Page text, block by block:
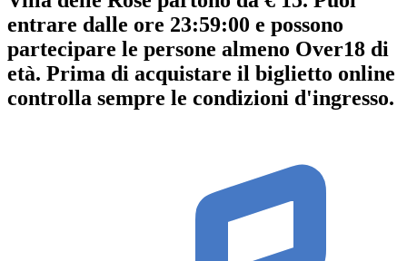
entrare dalle ore 23:59:00 e possono
partecipare le persone almeno Over18 di
età. Prima di acquistare il biglietto online
controlla sempre le condizioni d'ingresso.